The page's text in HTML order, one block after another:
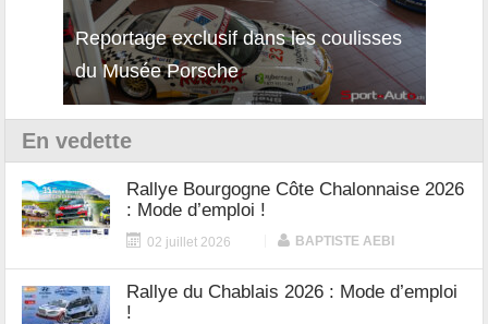
Découverte de la nouvelle Ferrari
12Cilindri Manuale
En vedette
Rallye Bourgogne Côte Chalonnaise 2026
: Mode d’emploi !
02 juillet 2026 BAPTISTE AEBI
Rallye du Chablais 2026 : Mode d’emploi
!